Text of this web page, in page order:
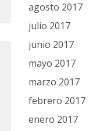
agosto 2017
julio 2017
junio 2017
mayo 2017
marzo 2017
febrero 2017
enero 2017